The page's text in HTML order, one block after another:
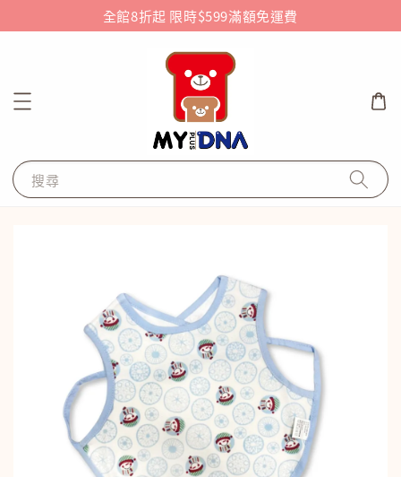
全館8折起 限時$599滿額免運費
搜尋